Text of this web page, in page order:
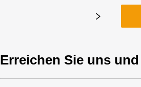
Erreichen Sie uns